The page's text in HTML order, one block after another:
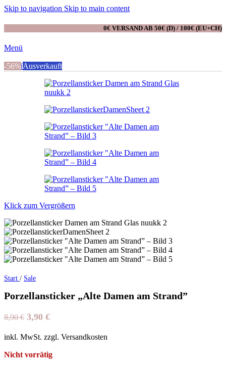
Skip to navigation Skip to main content
0€ VERSAND AB 50€ (D) / 100€ (EU+CH)
Menü
0Artikel
-56% Ausverkauft
Klick zum Vergrößern
Start / Sale
Porzellansticker „Alte Damen am Strand”
8,90€ Ursprünglicher
war:
3,90 €Aktueller
ist:
inkl. MwSt. zzgl. Versandkosten
Nicht vorrätig